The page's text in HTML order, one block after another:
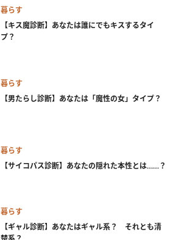
暮らす
【キス魔診断】あなたは誰にでもキスするタイ
プ？
暮らす
【男たらし診断】あなたは「魔性の女」タイプ？
暮らす
【サイコパス診断】あなたの隠れた本性とは……？
暮らす
【ギャル診断】あなたはギャル系？ それとも清